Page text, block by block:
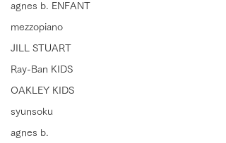
agnes b. ENFANT
mezzopiano
JILL STUART
Ray-Ban KIDS
OAKLEY KIDS
syunsoku
agnes b.